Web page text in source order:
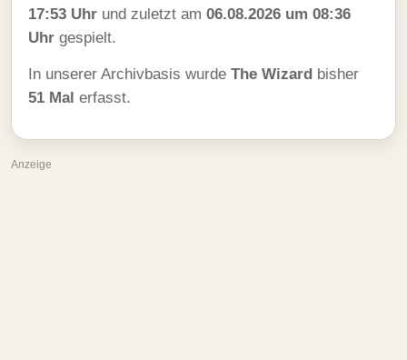
17:53 Uhr und zuletzt am 06.08.2026 um 08:36
Uhr gespielt.
In unserer Archivbasis wurde The Wizard bisher
51 Mal erfasst.
Anzeige